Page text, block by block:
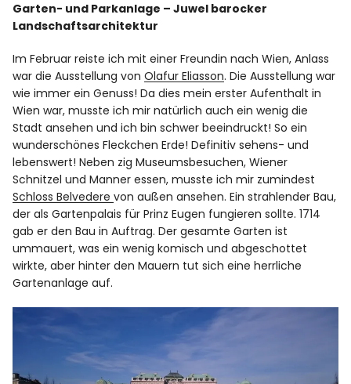
Garten- und Parkanlage – Juwel barocker
Landschaftsarchitektur
Im Februar reiste ich mit einer Freundin nach Wien, Anlass
war die Ausstellung vonOlafur Eliasson. Die Ausstellung war
wie immer ein Genuss! Da dies mein erster Aufenthalt in
Wien war, musste ich mir natürlich auch ein wenig die
Stadt ansehen und ich bin schwer beeindruckt! So ein
wunderschönes Fleckchen Erde! Definitiv sehens- und
lebenswert! Neben zig Museumsbesuchen, Wiener
Schnitzel und Manner essen, musste ich mir zumindest
Schloss Belvederevon außen ansehen. Ein strahlender Bau,
der als Gartenpalais für Prinz Eugen fungieren sollte. 1714
gab er den Bau in Auftrag. Der gesamte Garten ist
ummauert, was ein wenig komisch und abgeschottet
wirkte, aber hinter den Mauern tut sich eine herrliche
Gartenanlage auf.